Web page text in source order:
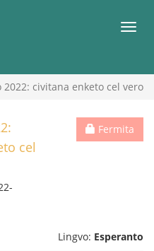
2022: civitana enketo cel vero
Fermita
cel
Lingvo: Esperanto